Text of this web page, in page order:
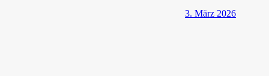
3. März 2026